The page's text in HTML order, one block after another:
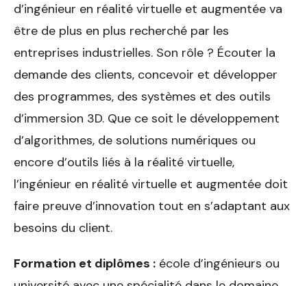
d’ingénieur en réalité virtuelle et augmentée va
être de plus en plus recherché par les
entreprises industrielles. Son rôle ? Écouter la
demande des clients, concevoir et développer
des programmes, des systèmes et des outils
d’immersion 3D. Que ce soit le développement
d’algorithmes, de solutions numériques ou
encore d’outils liés à la réalité virtuelle,
l’ingénieur en réalité virtuelle et augmentée doit
faire preuve d’innovation tout en s’adaptant aux
besoins du client.
Formation et diplômes : école d’ingénieurs ou